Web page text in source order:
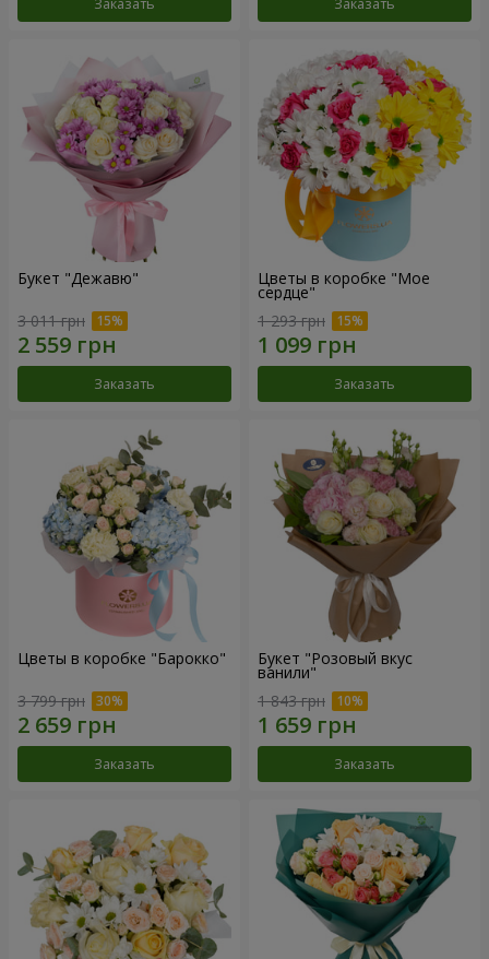
Заказать Заказать
Букет "Дежавю"
3 011 грн
Заказать
Цветы в коробке "Мое
сердце"
1 293 грн
Заказать
Цветы в коробке "Барокко"
3 799 грн
Заказать
Букет "Розовый вкус
ванили"
1 843 грн
Заказать